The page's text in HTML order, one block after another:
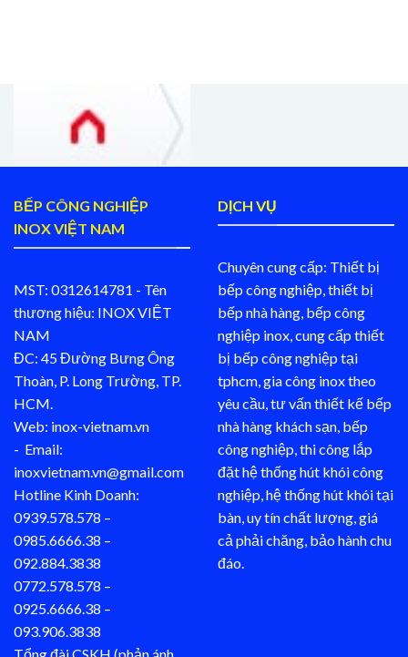
BẾP CÔNG NGHIỆP
INOX VIỆT NAM
MST: 0312614781 - Tên
thương hiệu: INOX VIỆT
NAM
ĐC: 45 Đường Bưng Ông
Thoàn, P. Long Trường, TP.
HCM.
Web: inox-vietnam.vn
- Email:
inoxvietnam.vn@gmail.com
Hotline Kinh Doanh:
0939.578.578 –
0985.6666.38 –
092.884.3838
0772.578.578 –
0925.6666.38 –
093.906.3838
Tổng đài CSKH (phản ánh
DỊCH VỤ
Chuyên cung cấp: Thiết bị
bếp công nghiệp, thiết bị
bếp nhà hàng, bếp công
nghiệp inox, cung cấp thiết
bị bếp công nghiệp tại
tphcm, gia công inox theo
yêu cầu, tư vấn thiết kế bếp
nhà hàng khách sạn, bếp
công nghiệp, thi công lắp
đặt hệ thống hút khói công
nghiệp, hệ thống hút khói tại
bàn, uy tín chất lượng, giá
cả phải chăng, bảo hành chu
đáo.